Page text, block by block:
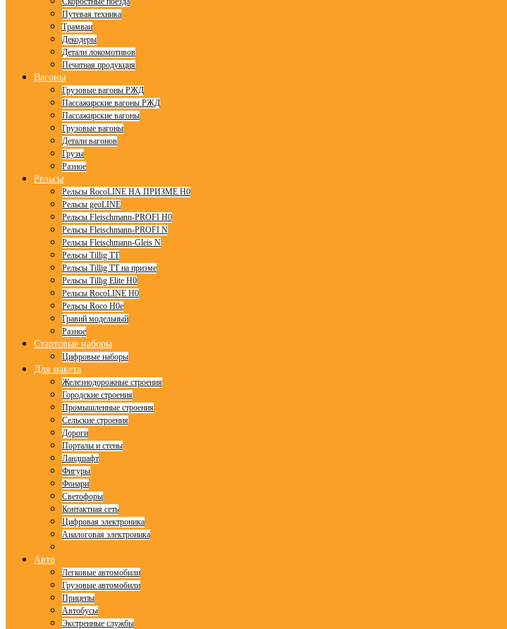
Путевая техника
Трамваи
Декодеры
Детали локомотивов
Печатная продукция
Вагоны
Грузовые вагоны РЖД
Пассажирские вагоны РЖД
Пассажирские вагоны
Грузовые вагоны
Детали вагонов
Грузы
Разное
Рельсы
Рельсы RocoLINE НА ПРИЗМЕ H0
Рельсы geoLINE
Рельсы Fleischmann-PROFI H0
Рельсы Fleischmann-PROFI N
Рельсы Fleischmann-Gleis N
Рельсы Tillig TT
Рельсы Tillig TT на призме
Рельсы Tillig Elite H0
Рельсы RocoLINE H0
Рельсы Roco H0e
Гравий модельный
Разное
Стартовые наборы
Цифровые наборы
Для макета
Железнодорожные строения
Городские строения
Промышленные строения
Сельские строения
Дороги
Порталы и стены
Ландшафт
Фигуры
Фонари
Светофоры
Контактная сеть
Цифровая электроника
Аналоговая электроника
Авто
Легковые автомобили
Грузовые автомобили
Прицепы
Автобусы
Экстренные службы